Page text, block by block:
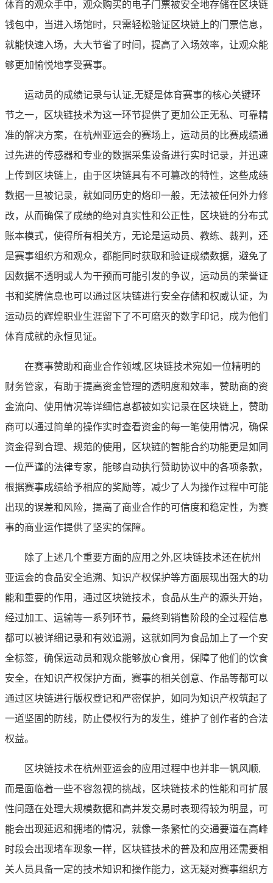
体育的观众手中，观众购买的电子门票被安全地存储在区块链
钱包中，当进入场馆时，只需轻松验证区块链上的门票信息，
就能快速入场，大大节省了时间，提高了入场效率，让观众能
够更加愉悦地享受赛事。
运动员的成绩记录与认证,无疑是体育赛事的核心关键环
节之一，区块链技术为这一环节提供了更加公正无私、可靠精
准的解决方案，在杭州亚运会的赛场上，运动员的比赛成绩通
过先进的传感器和专业的数据采集设备进行实时记录，并迅速
上传到区块链上，由于区块链具有不可篡改的特性，这些成绩
数据一旦被记录，就如同历史的烙印一般，无法被任何外力修
改，从而确保了成绩的绝对真实性和公正性，区块链的分布式
账本模式，使得所有相关方，无论是运动员、教练、裁判，还
是赛事组织方和观众，都能同时获取和验证成绩数据，避免了
因数据不透明或人为干预而可能引发的争议，运动员的荣誉证
书和奖牌信息也可以通过区块链进行安全存储和权威认证，为
运动员的辉煌职业生涯留下了不可磨灭的数字印记，成为他们
体育成就的永恒见证。
在赛事赞助和商业合作领域,区块链技术宛如一位精明的
财务管家，有助于提高资金管理的透明度和效率，赞助商的资
金流向、使用情况等详细信息都被如实记录在区块链上，赞助
商可以通过简单的操作实时查看资金的每一笔使用情况，确保
资金得到合理、规范的使用，区块链的智能合约功能更是如同
一位严谨的法律专家，能够自动执行赞助协议中的各项条款，
根据赛事成绩给予相应的奖励等，减少了人为操作过程中可能
出现的误差和风险，提高了商业合作的可信度和稳定性，为赛
事的商业运作提供了坚实的保障。
除了上述几个重要方面的应用之外,区块链技术还在杭州
亚运会的食品安全追溯、知识产权保护等方面展现出强大的功
能和重要的作用，通过区块链技术，食品从生产的源头开始，
经过加工、运输等一系列环节，最终到销售阶段的全过程信息
都可以被详细记录和有效追溯，这就如同为食品加上了一个安
全标签，确保运动员和观众能够放心食用，保障了他们的饮食
安全，在知识产权保护方面，赛事的相关创意、作品等都可以
通过区块链进行版权登记和严密保护，如同为知识产权筑起了
一道坚固的防线，防止侵权行为的发生，维护了创作者的合法
权益。
区块链技术在杭州亚运会的应用过程中也并非一帆风顺,
而是面临着一些不容忽视的挑战，区块链技术的性能和可扩展
性问题在处理大规模数据和高并发交易时表现得较为明显，可
能会出现延迟和拥堵的情况，就像一条繁忙的交通要道在高峰
时段会出现堵车现象一样，区块链技术的普及和应用还需要相
关人员具备一定的技术知识和操作能力，这无疑对赛事组织方